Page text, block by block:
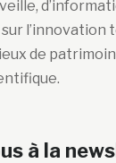
l’innovation
de
à la